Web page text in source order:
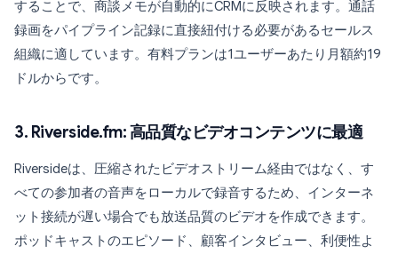
することで、商談メモが自動的にCRMに反映されます。通話
録画をパイプライン記録に直接紐付ける必要があるセールス
組織に適しています。有料プランは1ユーザーあたり月額約19
ドルからです。
3. Riverside.fm: 高品質なビデオコンテンツに最適
Riversideは、圧縮されたビデオストリーム経由ではなく、す
べての参加者の音声をローカルで録音するため、インターネ
ット接続が遅い場合でも放送品質のビデオを作成できます。
ポッドキャストのエピソード、顧客インタビュー、利便性よ